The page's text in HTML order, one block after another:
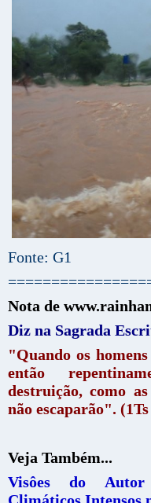
Fonte: G1
Nota de
Diz na Sagrada
"Quando os
então
destruição, como
não escaparão".
Veja Também...
Visôes do Autor
Climáticos Intensos